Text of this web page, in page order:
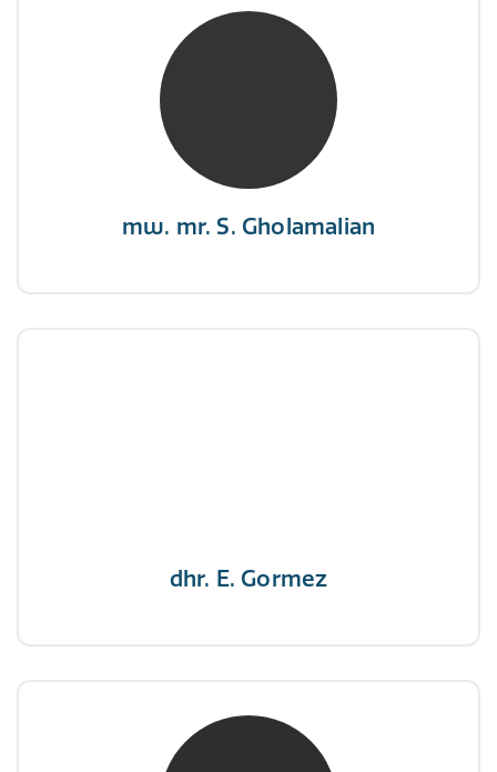
mw. mr. S. Gholamalian
mw. mr. S. Gholamalian
NIVRE Register-Expert
“Als je de richting van de wind niet kunt
veranderen, verander dan de stand van je
dhr. E. Gormez
mw. mr. H.A. de Jongh